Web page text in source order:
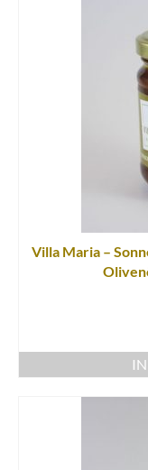
Villa Maria –